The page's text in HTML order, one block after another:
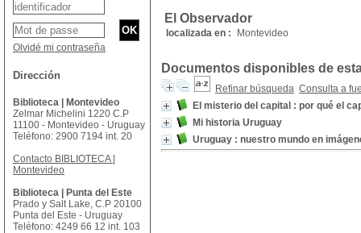
El Observador
localizada en : Montevideo
Documentos disponibles de
Refinar búsqueda Consulta a
El misterio del capital : por qué el
Mi historia Uruguay
Uruguay : nuestro mundo en
Olvidé mi contraseña
Dirección
Biblioteca | Montevideo
Zelmar Michelini 1220 C.P
11100 - Montevideo - Uruguay
Teléfono: 2900 7194 int. 20
Contacto BIBLIOTECA |
Montevideo
Biblioteca | Punta del Este
Prado y Salt Lake, C.P 20100
Punta del Este - Uruguay
Teléfono: 4249 66 12 int. 103